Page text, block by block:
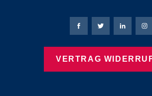
Bierbaum-Proenen
Bierbaum-
VERTRAG